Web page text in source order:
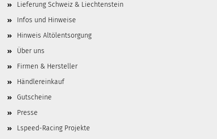
Lieferung Schweiz & Liechtenstein
Infos und Hinweise
Hinweis Altölentsorgung
Über uns
Firmen & Hersteller
Händlereinkauf
Gutscheine
Presse
Lspeed-Racing Projekte